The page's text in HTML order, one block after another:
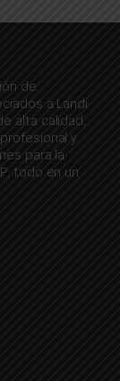
de
a Landi
alta calidad,
y
para la
todo en un